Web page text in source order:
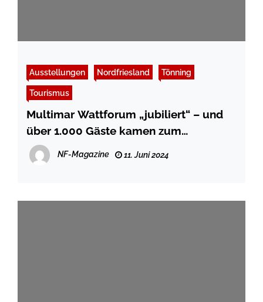
Ausstellungen Nordfriesland Tönning
Tourismus
Multimar Wattforum „jubiliert“ – und
über 1.000 Gäste kamen zum
Sommerfest
NF-Magazine 11. Juni 2024